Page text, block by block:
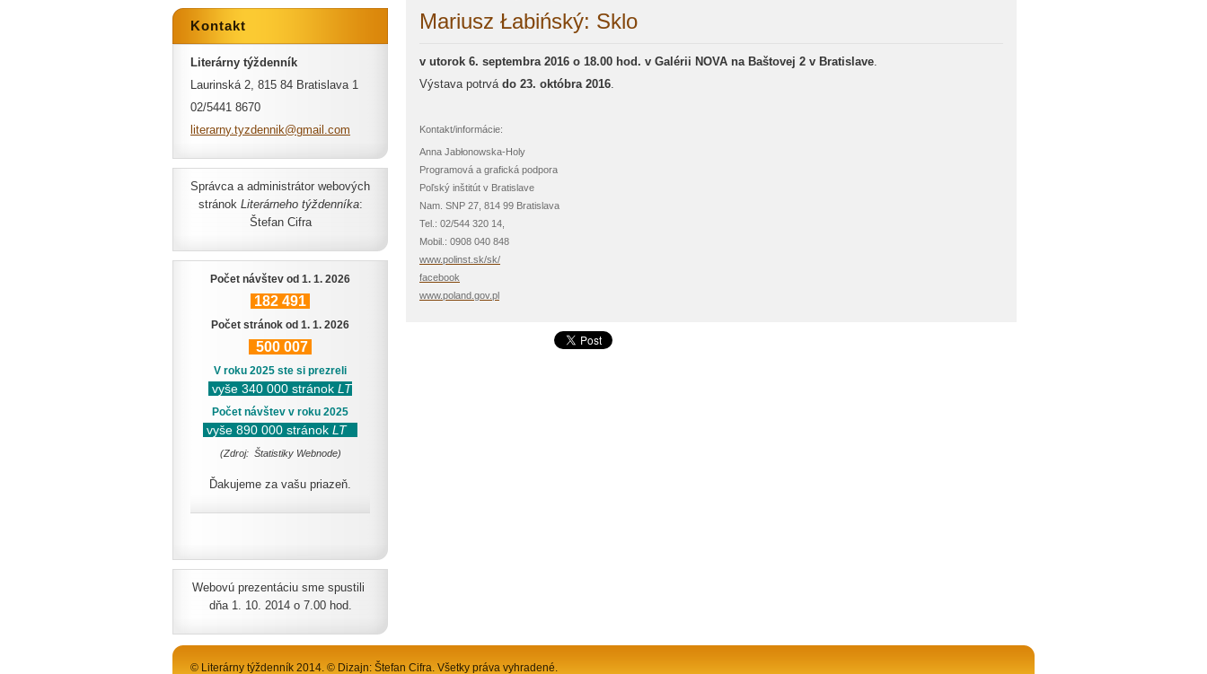
Mariusz Łabińský: Sklo
v utorok 6. septembra 2016 o 18.00 hod. v Galérii NOVA na Baštovej 2 v Bratislave.
Výstava potrvá do 23. októbra 2016.
Kontakt/informácie:
Anna Jabłonowska-Holy
Programová a grafická podpora
Poľský inštitút v Bratislave
Nam. SNP 27, 814 99 Bratislava
Tel.: 02/544 320 14,
Mobil.: 0908 040 848
www.polinst.sk/sk/
facebook
www.poland.gov.pl
Kontakt
Literárny týždenník
Laurinská 2, 815 84 Bratislava 1
02/5441 8670
literarny.tyzdennik@gmai l.com
Správca a administrátor webových
stránok Literárneho týždenníka:
Štefan Cifra
Počet návštev od 1. 1. 2026
182 491
Počet stránok od 1. 1. 2026
500 007
V roku 2025 ste si prezreli
vyše 340 000 stránok LT
Počet návštev v roku 2025
vyše 890 000 stránok LT
(Zdroj: Štatistiky Webnode)
Ďakujeme za vašu priazeň.
Webovú prezentáciu sme spustili
dňa 1. 10. 2014 o 7.00 hod.
© Literárny týždenník 2014. © Dizajn: Štefan Cifra. Všetky práva vyhradené.